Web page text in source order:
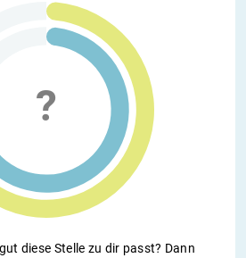
diese Stelle zu dir passt? Dann